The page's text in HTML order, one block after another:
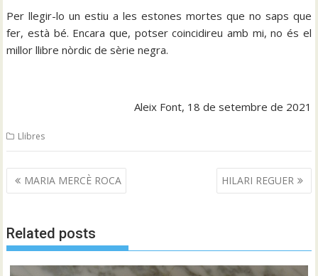
Per llegir-lo un estiu a les estones mortes que no saps que
fer, està bé. Encara que, potser coincidireu amb mi, no és el
millor llibre nòrdic de sèrie negra.
Aleix Font, 18 de setembre de 2021
Llibres
Navegació
d'entrades
MARIA MERCÈ ROCA HILARI REGUER
Related posts